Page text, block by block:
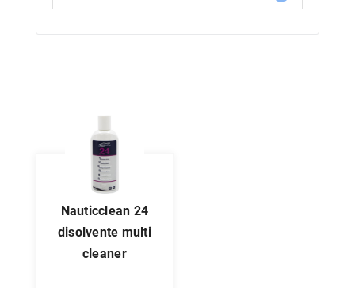
nauticclean 24
disolvente multi
cleaner